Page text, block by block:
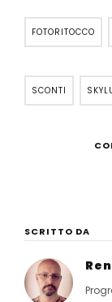
FOTORITOCCO
SCONTI
SCRITTO DA